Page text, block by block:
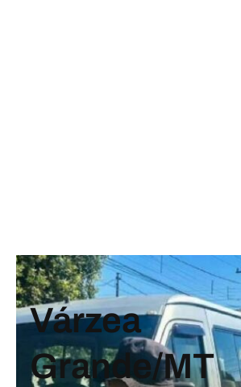
Várzea
Grande/MT